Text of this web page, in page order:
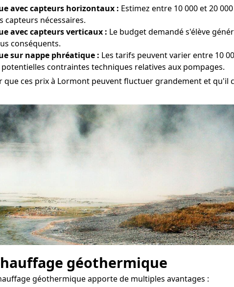
avec capteurs horizontaux : Estimez entre 10 000 et 20
capteurs nécessaires.
avec capteurs verticaux : Le budget demandé s'élève
conséquents.
sur nappe phréatique : Les tarifs peuvent varier entre 10
contraintes techniques relatives aux pompages.
ces prix à Lormont peuvent fluctuer grandement et qu'il
géothermique
géothermique apporte de multiples avantages :